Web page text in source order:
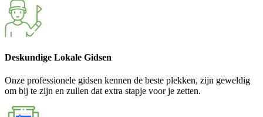
Deskundige Lokale Gidsen
Onze professionele gidsen kennen de beste plekken, zijn geweldig
om bij te zijn en zullen dat extra stapje voor je zetten.